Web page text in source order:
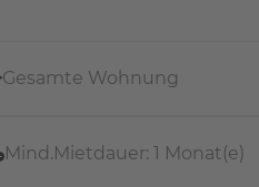
Gesamte Wohnung
Mind.Mietdauer: 1 Monat(e)